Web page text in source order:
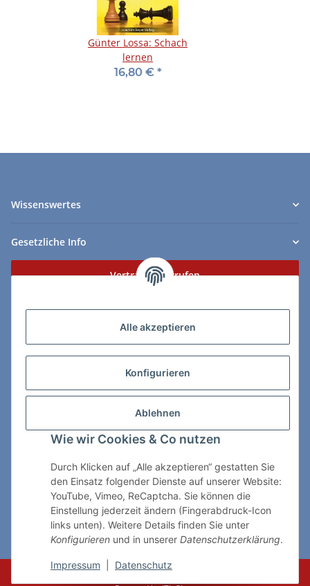
Alle akzeptieren
Konfigurieren
Ablehnen
Wie wir Cookies & Co nutzen
Durch Klicken auf „Alle akzeptieren“ gestatten Sie
den Einsatz folgender Dienste auf unserer Website:
YouTube, Vimeo, ReCaptcha. Sie können die
Einstellung jederzeit ändern (Fingerabdruck-Icon
links unten). Weitere Details finden Sie unter
Konfigurieren und in unserer Datenschutzerklärung.
Impressum Datenschutz
Günter Lossa: Schach
lernen
16,80 € *
Wissenswertes
Gesetzliche Info
Vertrag widerrufen
ChessWare Schachversand
89264 Weissenhorn
Telefon: 0 7309 / 7999
shop@chessware.de
* Alle Preise inkl. gesetzlicher USt., zzgl.Versand